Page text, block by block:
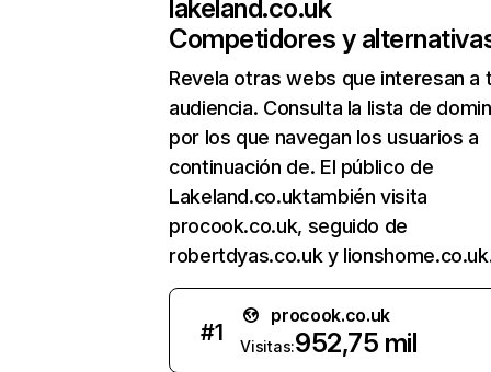
lakeland.co.uk
Competidores y
Revela otras webs que interesan a
audiencia. Consulta la lista de
por los que navegan los usuarios a
continuación de. El público de
Lakeland.co.uktambién visita
procook.co.uk, seguido de
robertdyas.co.uk y
#1
procook.co.uk
Visitas:952,75 mil